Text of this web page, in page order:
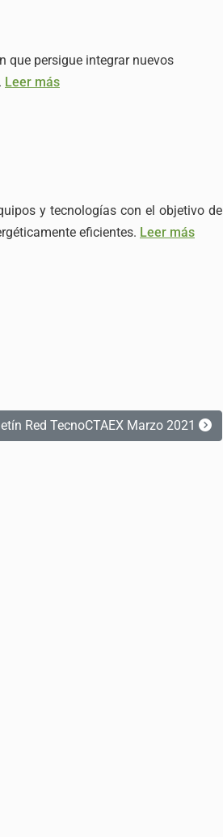
que persigue integrar nuevos
Leer más
y tecnologías con el objetivo de
eficientes. Leer más
Red TecnoCTAEX Marzo 2021